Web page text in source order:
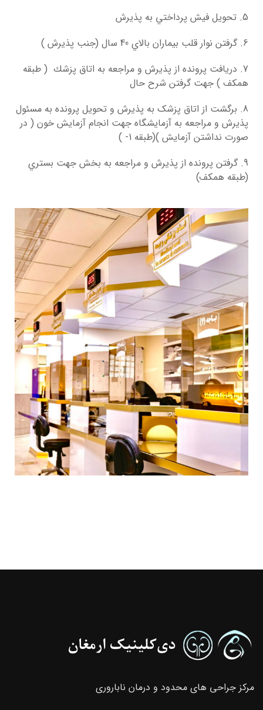
5. تحويل فيش پرداختي به پذيرش
6. گرفتن نوار قلب بيماران بالاي 40 سال (جنب پذیرش )
7. دريافت پرونده از پذيرش و مراجعه به اتاق پزشك ( طبقه
همکف ) جهت گرفتن شرح حال
8. برگشت از اتاق پزشک به پذيرش و تحويل پرونده به مسئول
پذيرش و مراجعه به آزمايشگاه جهت انجام آزمايش خون ( در
صورت نداشتن آزمایش )(طبقه 1- )
9. گرفتن پرونده از پذيرش و مراجعه به بخش جهت بستري
(طبقه همکف)
مرکز جراحی های محدود و درمان ناباروری